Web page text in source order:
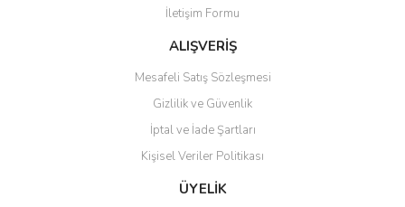
Ürün bilgilerinde hatalar bulunuyor.
Ürün fiyatı diğer sitelerden daha pahalı.
Gönder
İletişim Formu
ALIŞVERİŞ
Mesafeli Satış Sözleşmesi
Gizlilik ve Güvenlik
İptal ve İade Şartları
Kişisel Veriler Politikası
ÜYELİK